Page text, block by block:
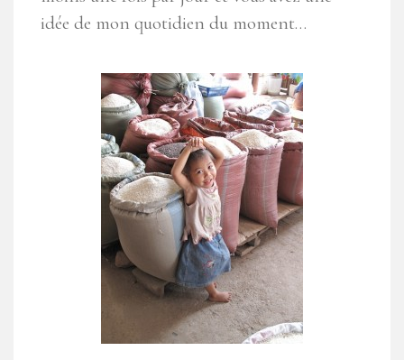
idée de mon quotidien du moment…